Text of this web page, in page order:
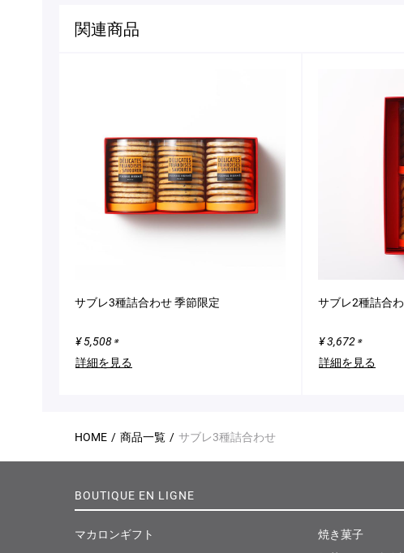
関連商品
サブレ3種詰合わせ 季節限定
¥ 5,508 ※
詳細を見る
サブレ2種詰合
¥ 3,672 ※
詳細を見る
HOME 商品一覧 サブレ3種詰合わせ
BOUTIQUE EN LIGNE
マカロンギフト
焼き菓子